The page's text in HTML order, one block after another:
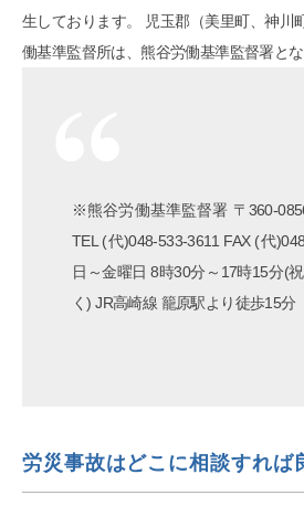
生しております。 児玉郡（美里町、神川
働基準監督所は、熊谷労働基準監督署とな
※熊谷労働基準監督署 〒360-
TEL (代)048-533-3611 FAX (代
日～金曜日 8時30分～17時15分(
く) JR高崎線 籠原駅より徒歩15分
労災事故はどこに相談すれば